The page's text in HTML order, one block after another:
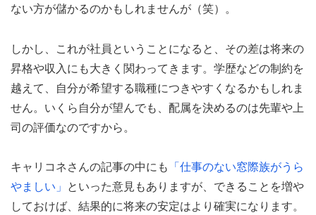
ない方が儲かるのかもしれませんが（笑）。
しかし、これが社員ということになると、その差は将来の
昇格や収入にも大きく関わってきます。学歴などの制約を
越えて、自分が希望する職種につきやすくなるかもしれま
せん。いくら自分が望んでも、配属を決めるのは先輩や上
司の評価なのですから。
キャリコネさんの記事の中にも 「仕事のない窓際族がうら
やましい」 といった意見もありますが、できることを増や
しておけば、結果的に将来の安定はより確実になります。